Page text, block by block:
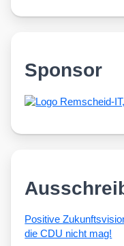
Sponsor
Posi­ti­ve
die CDU nicht mag!